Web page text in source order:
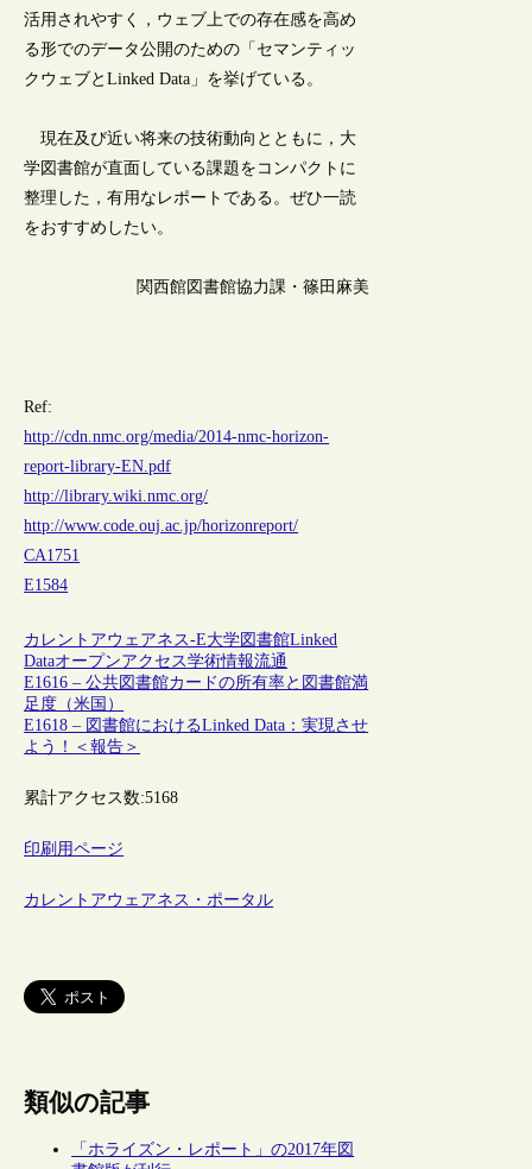
活用されやすく，ウェブ上での存在感を高め
る形でのデータ公開のための「セマンティッ
クウェブとLinked Data」を挙げている。
現在及び近い将来の技術動向とともに，大
学図書館が直面している課題をコンパクトに
整理した，有用なレポートである。ぜひ一読
をおすすめしたい。
関西館図書館協力課・篠田麻美
Ref:
http://cdn.nmc.org/media/2014-nmc-horizon-
report-library-EN.pdf
http://library.wiki.nmc.org/
http://www.code.ouj.ac.jp/horizonreport/
CA1751
E1584
カレントアウェアネス-E大学図書館Linked
Dataオープンアクセス学術情報流通
E1616 – 公共図書館カードの所有率と図書館満
足度（米国）
E1618 – 図書館におけるLinked Data：実現させ
よう！＜報告＞
累計アクセス数:5168
印刷用ページ
カレントアウェアネス・ポータル
類似の記事
「ホライズン・レポート」の2017年図